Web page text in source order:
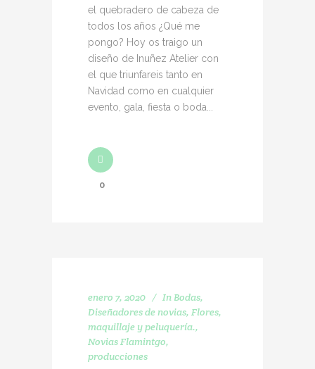
el quebradero de cabeza de
todos los años ¿Qué me
pongo? Hoy os traigo un
diseño de Inuñez Atelier con
el que triunfareis tanto en
Navidad como en cualquier
evento, gala, fiesta o boda...
0
enero 7, 2020 In Bodas,
Diseñadores de novias, Flores,
maquillaje y peluquería.,
Novias Flamintgo,
producciones